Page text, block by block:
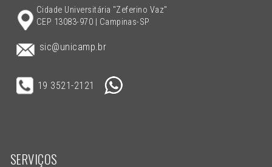
Cidade Universitária "Zeferino Vaz"
CEP 13083-970 | Campinas-SP
sic@unicamp.br
19 3521-2121
SERVIÇOS